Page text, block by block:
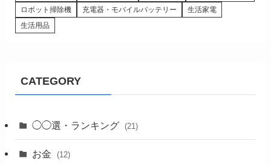
ロボット掃除機
充電器・モバイルバッテリー
生活家電
生活用品
CATEGORY
◯◯選・ランキング (21)
お金 (12)